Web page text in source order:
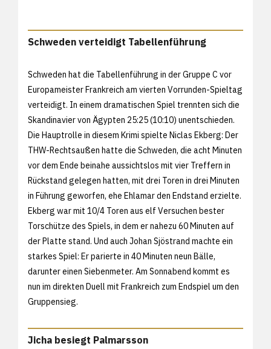
Schweden verteidigt Tabellenführung
Schweden hat die Tabellenführung in der Gruppe C vor
Europameister Frankreich am vierten Vorrunden-Spieltag
verteidigt. In einem dramatischen Spiel trennten sich die
Skandinavier von Ägypten 25:25 (10:10) unentschieden.
Die Hauptrolle in diesem Krimi spielte Niclas Ekberg: Der
THW-Rechtsaußen hatte die Schweden, die acht Minuten
vor dem Ende beinahe aussichtslos mit vier Treffern in
Rückstand gelegen hatten, mit drei Toren in drei Minuten
in Führung geworfen, ehe Ehlamar den Endstand erzielte.
Ekberg war mit 10/4 Toren aus elf Versuchen bester
Torschütze des Spiels, in dem er nahezu 60 Minuten auf
der Platte stand. Und auch Johan Sjöstrand machte ein
starkes Spiel: Er parierte in 40 Minuten neun Bälle,
darunter einen Siebenmeter. Am Sonnabend kommt es
nun im direkten Duell mit Frankreich zum Endspiel um den
Gruppensieg.
Jicha besiegt Palmarsson